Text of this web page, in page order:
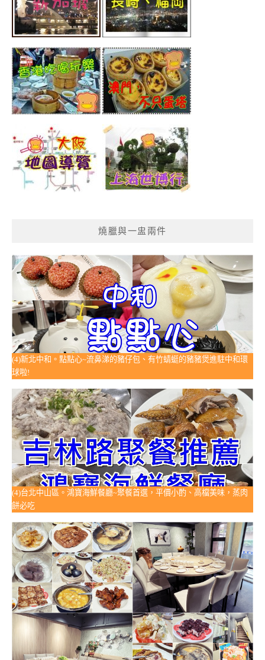
燒臘與一盅兩件
(4)新北中和。點點心~流鼻涕的豬仔包、有竹蜻蜓的豬豬煲進駐中和環
球啦!
(4)台北中山區。鴻寶海鮮餐廳~聚餐首選，平價小酌、高檔美味，蒸肉
餅必吃